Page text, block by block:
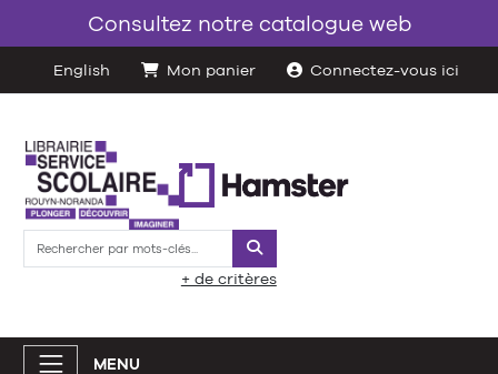
Consultez notre catalogue web
English Mon panier Connectez-vous ici
Rechercher
+ de critères
MENU